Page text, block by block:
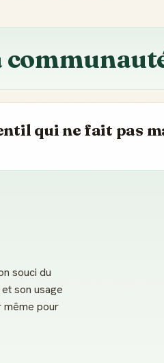
qui ne fait pas
souci du
son usage
même pourNotifications